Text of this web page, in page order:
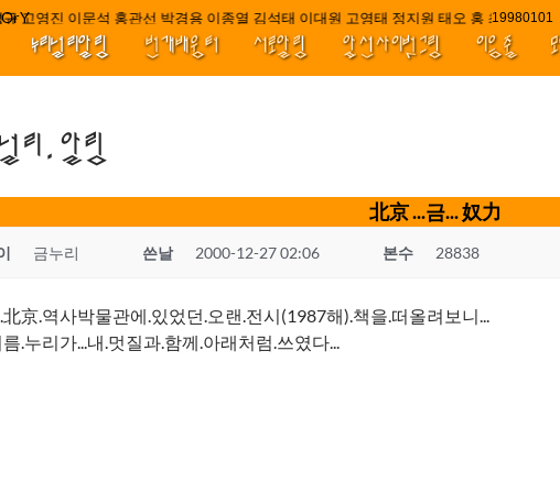
고영진 이문석 홍관선 박경용 이종열 김석태 이대원 고영태 정지원 태오 홍 최윤호 백
19980101
////
누리널리알림 번개배움터 서로알림 앞선사이벗그림 이음줄
리.알림
北京 ...금... 奴力
금누리 쓴날 2000-12-27 02:06 본수 28838
京.역사박물관에.있었던.오랜.전시(1987해).책을.떠올려보니...
.누리가...내.멋질과.함께.아래처럼.쓰였다...